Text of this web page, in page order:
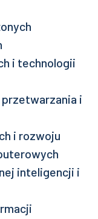
i technologii
i
i rozwoju
inteligencji i